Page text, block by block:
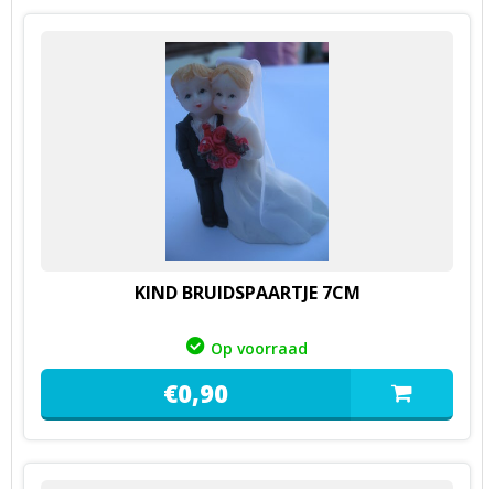
KIND BRUIDSPAARTJE 7CM
Op voorraad
€0,90